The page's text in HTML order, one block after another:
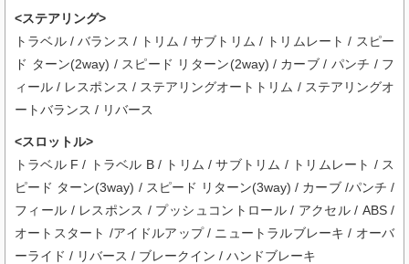
<ステアリング>
トラベル / バランス / トリム / サブトリム / トリムレート / スピー
ド ターン(2way) / スピード リターン(2way) / カーブ / パンチ / フ
ィール / レスポンス / ステアリングオートトリム / ステアリングオ
ートバランス / リバース
<スロットル>
トラベル F / トラベル B / トリム / サブトリム / トリムレート / ス
ピード ターン(3way) / スピード リターン(3way) / カーブ /パンチ /
フィール / レスポンス / プッシュコントロール / アクセル / ABS /
オートスタート /アイドルアップ / ニュートラルブレーキ / オーバ
ーライド / リバース / ブレークイン / ハンドブレーキ